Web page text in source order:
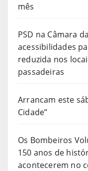
mês
PSD na Câmara
acessibilidades
reduzida nos
passadeiras
Arrancam este
Cidade”
Os Bombeiros
150 anos de
acontecerem no